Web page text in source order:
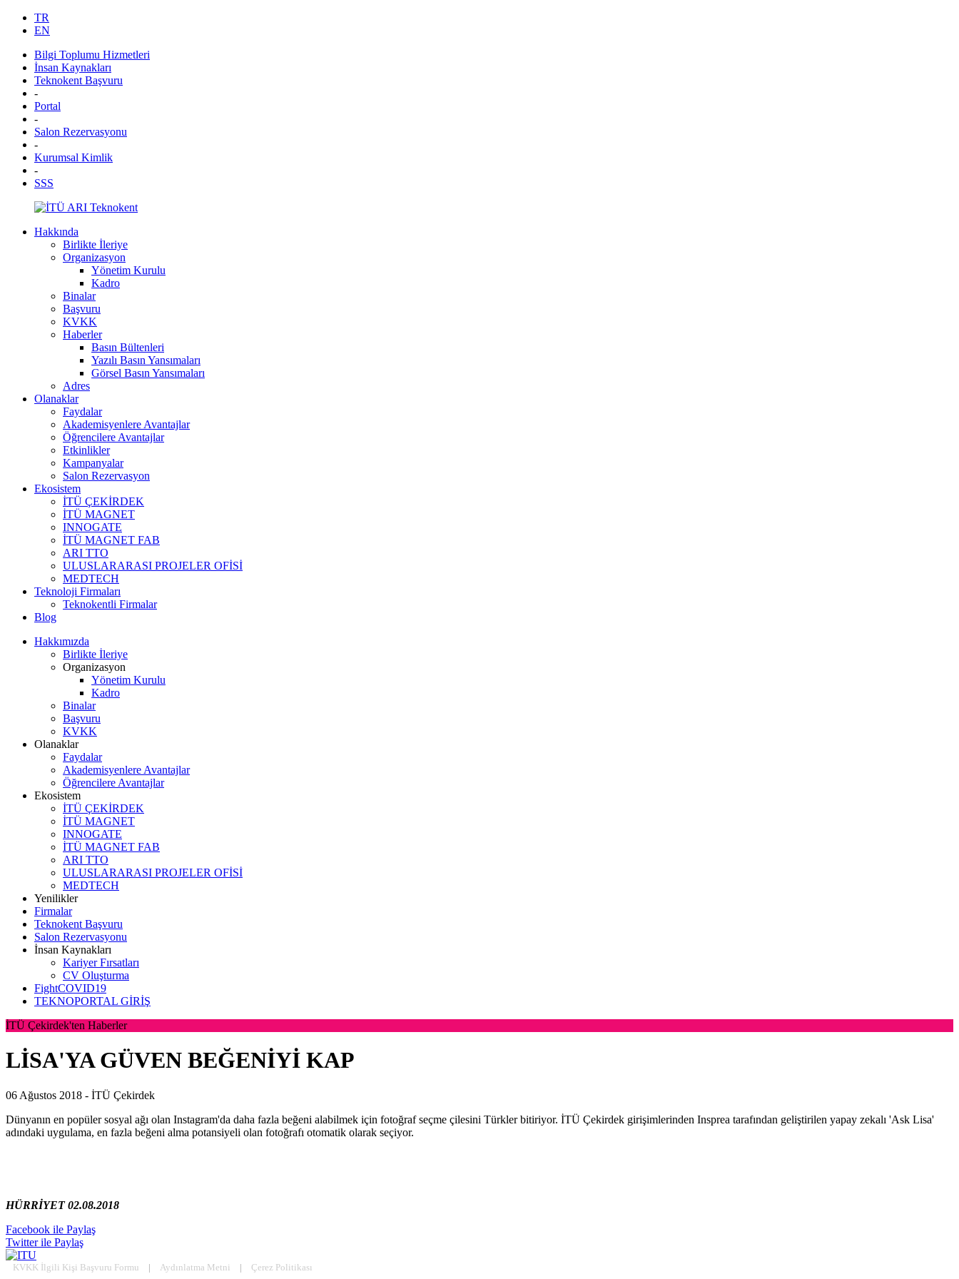
TR
EN
Bilgi Toplumu Hizmetleri
İnsan Kaynakları
Teknokent Başvuru
-
Portal
-
Salon Rezervasyonu
-
Kurumsal Kimlik
-
SSS
Hakkında
Birlikte İleriye
Organizasyon
Yönetim Kurulu
Kadro
Binalar
Başvuru
KVKK
Haberler
Basın Bültenleri
Yazılı Basın Yansımaları
Görsel Basın Yansımaları
Adres
Olanaklar
Faydalar
Akademisyenlere Avantajlar
Öğrencilere Avantajlar
Etkinlikler
Kampanyalar
Salon Rezervasyon
Ekosistem
İTÜ ÇEKİRDEK
İTÜ MAGNET
INNOGATE
İTÜ MAGNET FAB
ARI TTO
ULUSLARARASI PROJELER OFİSİ
MEDTECH
Teknoloji Firmaları
Teknokentli Firmalar
Blog
Hakkımızda
Birlikte İleriye
Organizasyon
Yönetim Kurulu
Kadro
Binalar
Başvuru
KVKK
Olanaklar
Faydalar
Akademisyenlere Avantajlar
Öğrencilere Avantajlar
Ekosistem
İTÜ ÇEKİRDEK
İTÜ MAGNET
INNOGATE
İTÜ MAGNET FAB
ARI TTO
ULUSLARARASI PROJELER OFİSİ
MEDTECH
Yenilikler
Firmalar
Teknokent Başvuru
Salon Rezervasyonu
İnsan Kaynakları
Kariyer Fırsatları
CV Oluşturma
FightCOVID19
TEKNOPORTAL GİRİŞ
İTÜ Çekirdek'ten Haberler
LİSA'YA GÜVEN BEĞENİYİ KAP
06 Ağustos 2018 - İTÜ Çekirdek
Dünyanın en popüler sosyal ağı olan Instagram'da daha fazla beğeni alabilmek için fotoğraf seçme çilesini Türkler bitiriyor. İTÜ Çekirdek girişimlerinden Insprea tarafından geliştirilen yapay zekalı 'Ask Lisa'
adındaki uygulama, en fazla beğeni alma potansiyeli olan fotoğrafı otomatik olarak seçiyor.
HÜRRİYET 02.08.2018
Facebook ile Paylaş
Twitter ile Paylaş
KVKK İlgili Kişi Başvuru Formu | Aydınlatma Metni | Çerez Politikası